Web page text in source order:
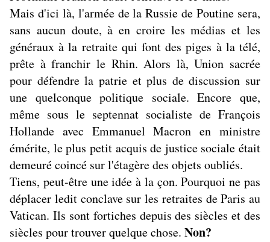
Mais d'ici là, l'armée de la Russie de Poutine sera,
sans aucun doute, à en croire les médias et les
généraux à la retraite qui font des piges à la télé,
prête à franchir le Rhin. Alors là, Union sacrée
pour défendre la patrie et plus de discussion sur
une quelconque politique sociale. Encore que,
même sous le septennat socialiste de François
Hollande avec Emmanuel Macron en ministre
émérite, le plus petit acquis de justice sociale était
demeuré coincé sur l'étagère des objets oubliés.
Tiens, peut-être une idée à la çon. Pourquoi ne pas
déplacer ledit conclave sur les retraites de Paris au
Vatican. Ils sont fortiches depuis des siècles et des
siècles pour trouver quelque chose. Non?